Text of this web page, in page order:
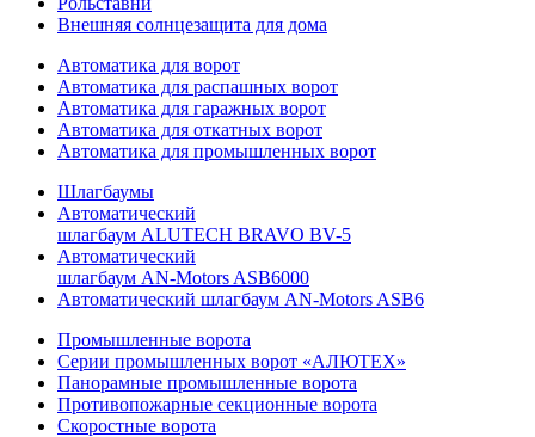
Внешняя солнцезащита для дома
Автоматика для ворот
Автоматика для распашных ворот
Автоматика для гаражных ворот
Автоматика для откатных ворот
Автоматика для промышленных ворот
Шлагбаумы
Автоматический
шлагбаум ALUTECH BRAVO BV-5
Автоматический
шлагбаум AN-Motors ASB6000
Автоматический шлагбаум AN-Motors ASB6
Промышленные ворота
Серии промышленных ворот «АЛЮТЕХ»
Панорамные промышленные ворота
Противопожарные секционные ворота
Скоростные ворота